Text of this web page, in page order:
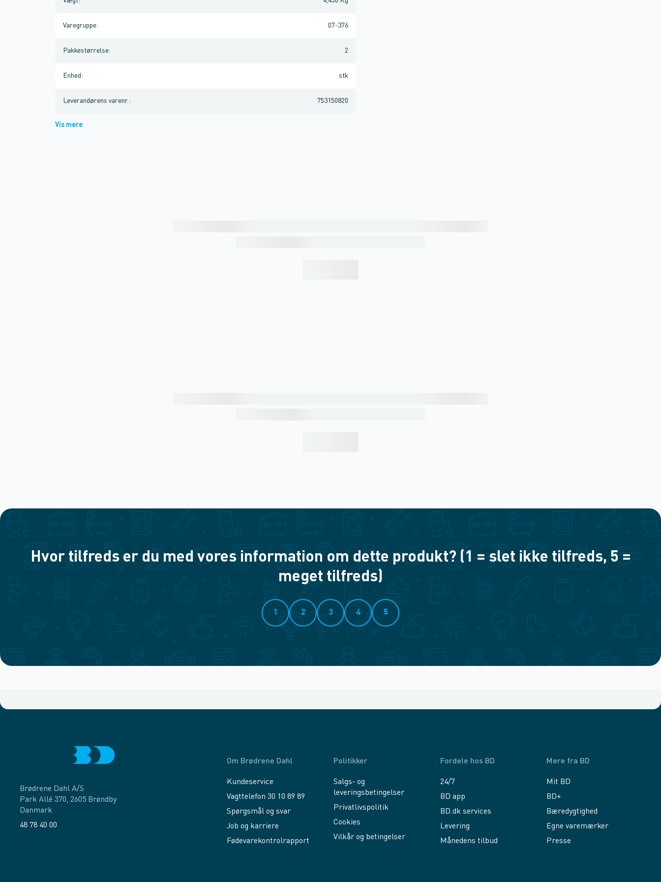
Varegruppe: 07-376
Pakkestørrelse: 2
Enhed : stk
Leverandørens varenr. : 753150820
Vis mere
Hvor tilfreds er du med vores information om dette produkt? (1 = slet ikke tilfreds, 5 =
meget tilfreds)
1 2 3 4 5
Brødrene Dahl A/S
Park Allé 370, 2605 Brøndby
Danmark
48 78 40 00
Om Brødrene Dahl
Kundeservice
Vagttelefon 30 10 89 89
Spørgsmål og svar
Job og karriere
Fødevarekontrolrapport
Politikker
Salgs- og
leveringsbetingelser
Privatlivspolitik
Cookies
Vilkår og betingelser
Fordele hos BD
24/7
BD app
BD.dk services
Levering
Månedens tilbud
Mere fra BD
Mit BD
BD+
Bæredygtighed
Egne varemærker
Presse